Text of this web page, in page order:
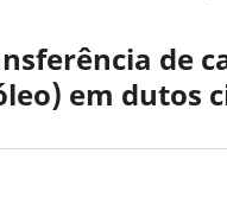
de
em dutos